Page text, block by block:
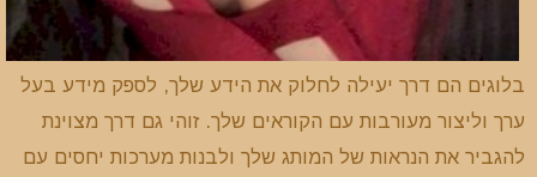
בלוגים הם דרך יעילה לחלוק את הידע שלך, לספק מידע בעל
ערך וליצור מעורבות עם הקוראים שלך. זוהי גם דרך מצוינת
להגביר את הנראות של המותג שלך ולבנות מערכות יחסים עם